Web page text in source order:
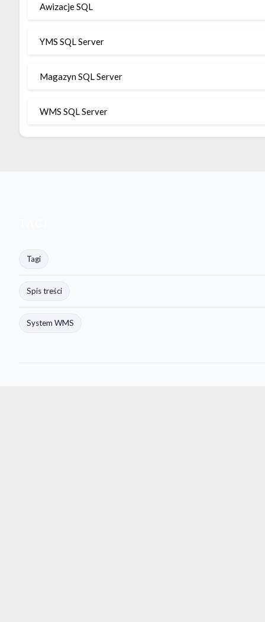
Awizacje SQL
YMS SQL Server
Magazyn SQL Server
WMS SQL Server
Tagi
Spis treści
System WMS